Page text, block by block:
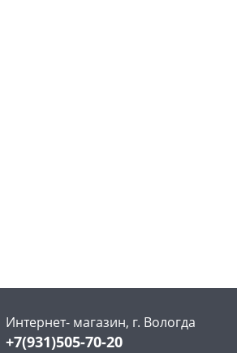
Интернет- магазин, г. Вологда
+7(931)505-70-20
раз в 2 недели